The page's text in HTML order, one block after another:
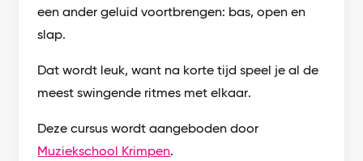
een ander geluid voortbrengen: bas, open en
slap.
Dat wordt leuk, want na korte tijd speel je al de
meest swingende ritmes met elkaar.
Deze cursus wordt aangeboden door
Muziekschool Krimpen.